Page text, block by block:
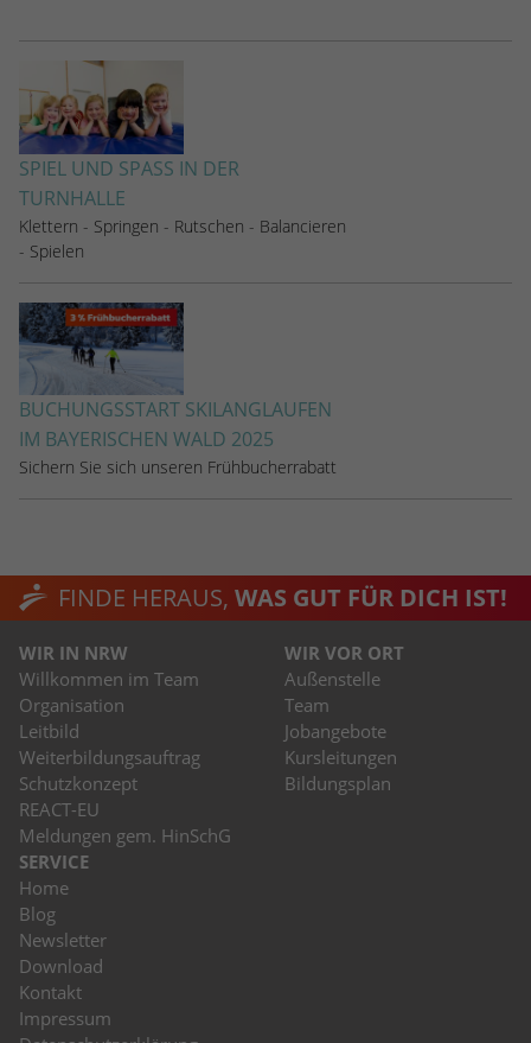
SPIEL UND SPASS IN DER T
URNHALLE
Klettern - Springen - Rutschen - Balancieren
- Spielen
BUCHUNGSSTART SKILANGLAUFEN
IM BAYERISCHEN WALD 2025
Sichern Sie sich unseren Frühbucherrabatt
FINDE HERAUS, WAS GUT FÜR DICH IST!
WIR IN NRW
Willkommen im Team
Organisation
Leitbild
Weiterbildungsauftrag
Schutzkonzept
REACT-EU
Meldungen gem. HinSchG
WIR VOR ORT
Außenstelle
Team
Jobangebote
Kursleitungen
Bildungsplan
SERVICE
Home
Blog
Newsletter
Download
Kontakt
Impressum